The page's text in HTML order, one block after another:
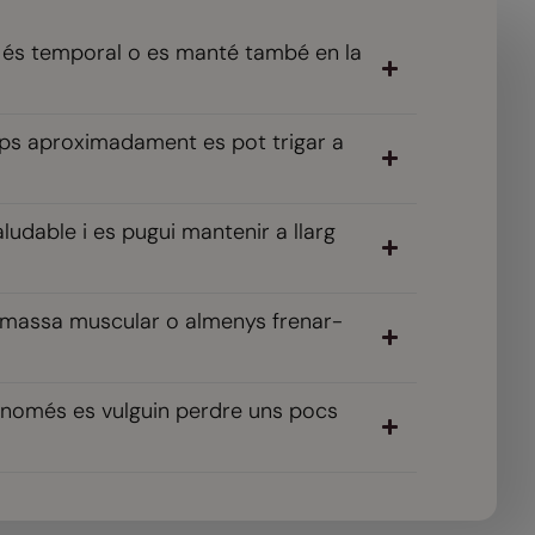
temporal o es manté també en la
aproximadament es pot trigar a
i es pugui mantenir a llarg
muscular o almenys frenar-
es vulguin perdre uns pocs